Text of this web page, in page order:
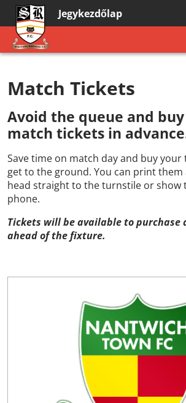
Jegykezdőlap
Match Tickets
Avoid the queue and
match tickets in
Save time on match day and buy
get to the ground. You can print them
head straight to the turnstile or show
phone.
Tickets will be available to purchase
ahead of the fixture.